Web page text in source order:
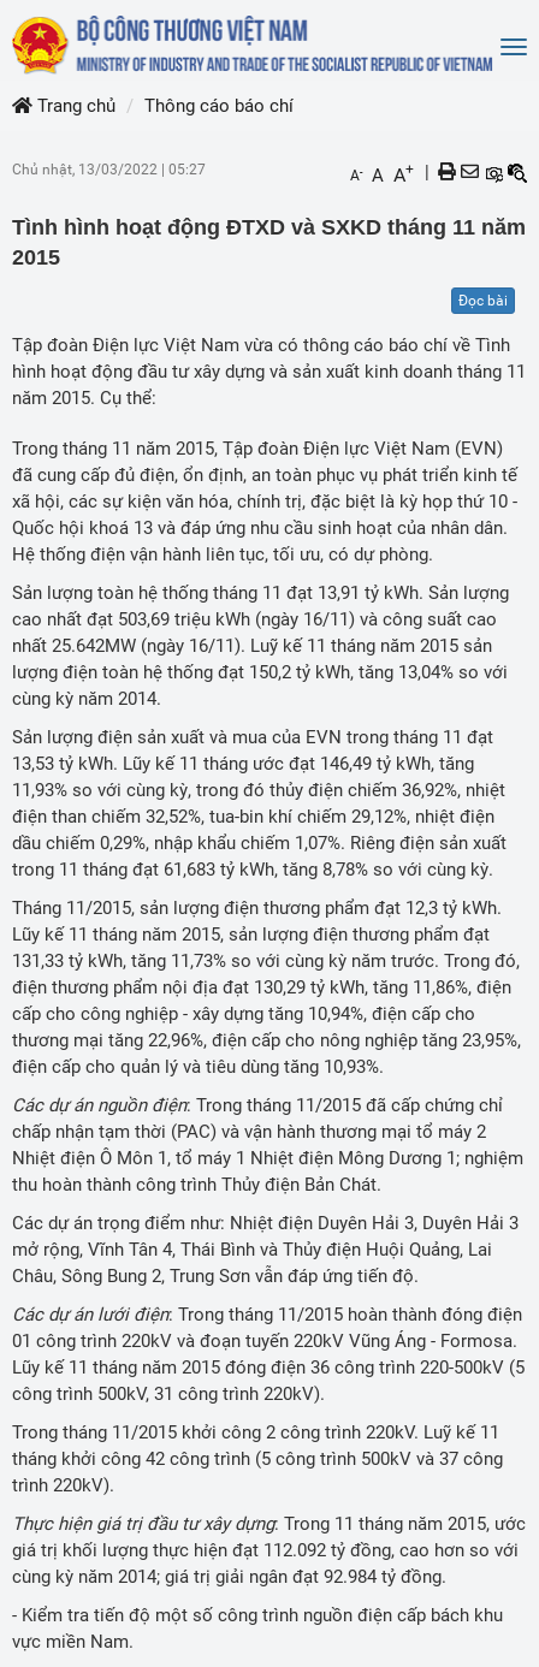
Trang chủ
Thông cáo báo chí
Chủ nhật, 13/03/2022 05:27 A- A A+ |
Tình hình hoạt động ĐTXD và SXKD tháng 11 năm
2015
Đọc bài
Tập đoàn Điện lực Việt Nam vừa có thông cáo báo chí về Tình
hình hoạt động đầu tư xây dựng và sản xuất kinh doanh tháng 11
năm 2015. Cụ thể:
Trong tháng 11 năm 2015, Tập đoàn Điện lực Việt Nam (EVN)
đã cung cấp đủ điện, ổn định, an toàn phục vụ phát triển kinh tế
xã hội, các sự kiện văn hóa, chính trị, đặc biệt là kỳ họp thứ 10 -
Quốc hội khoá 13 và đáp ứng nhu cầu sinh hoạt của nhân dân.
Hệ thống điện vận hành liên tục, tối ưu, có dự phòng.
Sản lượng toàn hệ thống tháng 11 đạt 13,91 tỷ kWh. Sản lượng
cao nhất đạt 503,69 triệu kWh (ngày 16/11) và công suất cao
nhất 25.642MW (ngày 16/11). Luỹ kế 11 tháng năm 2015 sản
lượng điện toàn hệ thống đạt 150,2 tỷ kWh, tăng 13,04% so với
cùng kỳ năm 2014.
Sản lượng điện sản xuất và mua của EVN trong tháng 11 đạt
13,53 tỷ kWh. Lũy kế 11 tháng ước đạt 146,49 tỷ kWh, tăng
11,93% so với cùng kỳ, trong đó thủy điện chiếm 36,92%, nhiệt
điện than chiếm 32,52%, tua-bin khí chiếm 29,12%, nhiệt điện
dầu chiếm 0,29%, nhập khẩu chiếm 1,07%. Riêng điện sản xuất
trong 11 tháng đạt 61,683 tỷ kWh, tăng 8,78% so với cùng kỳ.
Tháng 11/2015, sản lượng điện thương phẩm đạt 12,3 tỷ kWh.
Lũy kế 11 tháng năm 2015, sản lượng điện thương phẩm đạt
131,33 tỷ kWh, tăng 11,73% so với cùng kỳ năm trước. Trong đó,
điện thương phẩm nội địa đạt 130,29 tỷ kWh, tăng 11,86%, điện
cấp cho công nghiệp - xây dựng tăng 10,94%, điện cấp cho
thương mại tăng 22,96%, điện cấp cho nông nghiệp tăng 23,95%,
điện cấp cho quản lý và tiêu dùng tăng 10,93%.
Các dự án nguồn điện: Trong tháng 11/2015 đã cấp chứng chỉ
chấp nhận tạm thời (PAC) và vận hành thương mại tổ máy 2
Nhiệt điện Ô Môn 1, tổ máy 1 Nhiệt điện Mông Dương 1; nghiệm
thu hoàn thành công trình Thủy điện Bản Chát.
Các dự án trọng điểm như: Nhiệt điện Duyên Hải 3, Duyên Hải 3
mở rộng, Vĩnh Tân 4, Thái Bình và Thủy điện Huội Quảng, Lai
Châu, Sông Bung 2, Trung Sơn vẫn đáp ứng tiến độ.
Các dự án lưới điện: Trong tháng 11/2015 hoàn thành đóng điện
01 công trình 220kV và đoạn tuyến 220kV Vũng Áng - Formosa.
Lũy kế 11 tháng năm 2015 đóng điện 36 công trình 220-500kV (5
công trình 500kV, 31 công trình 220kV).
Trong tháng 11/2015 khởi công 2 công trình 220kV. Luỹ kế 11
tháng khởi công 42 công trình (5 công trình 500kV và 37 công
trình 220kV).
Thực hiện giá trị đầu tư xây dựng: Trong 11 tháng năm 2015, ước
giá trị khối lượng thực hiện đạt 112.092 tỷ đồng, cao hơn so với
cùng kỳ năm 2014; giá trị giải ngân đạt 92.984 tỷ đồng.
- Kiểm tra tiến độ một số công trình nguồn điện cấp bách khu
vực miền Nam.